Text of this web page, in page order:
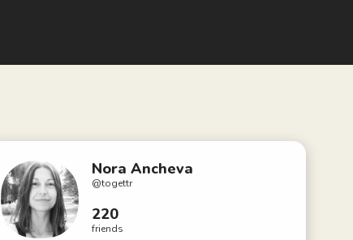
Nora Ancheva
@togettr
220
friends